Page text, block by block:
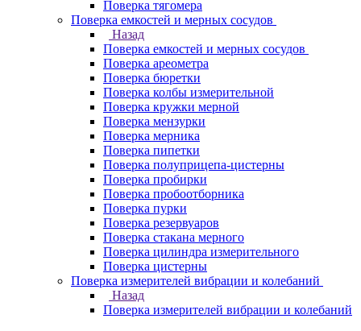
Поверка тягомера
Поверка емкостей и мерных сосудов
Назад
Поверка емкостей и мерных сосудов
Поверка ареометра
Поверка бюретки
Поверка колбы измерительной
Поверка кружки мерной
Поверка мензурки
Поверка мерника
Поверка пипетки
Поверка полуприцепа-цистерны
Поверка пробирки
Поверка пробоотборника
Поверка пурки
Поверка резервуаров
Поверка стакана мерного
Поверка цилиндра измерительного
Поверка цистерны
Поверка измерителей вибрации и колебаний
Назад
Поверка измерителей вибрации и колебаний